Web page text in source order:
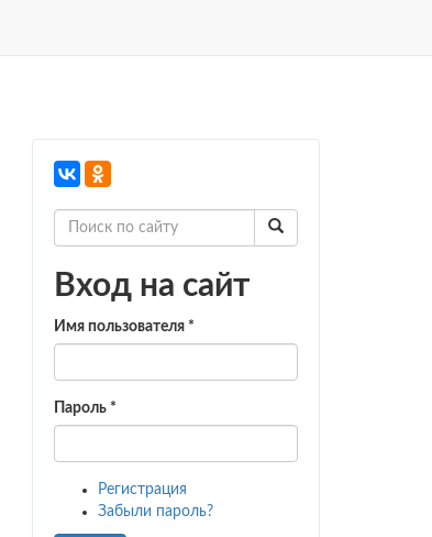
Вход на сайт
Имя пользователя *
Пароль *
Регистрация
Забыли пароль?